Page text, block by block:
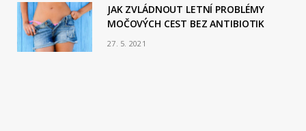
JAK ZVLÁDNOUT LETNÍ PROBLÉMY
MOČOVÝCH CEST BEZ ANTIBIOTIK
27. 5. 2021